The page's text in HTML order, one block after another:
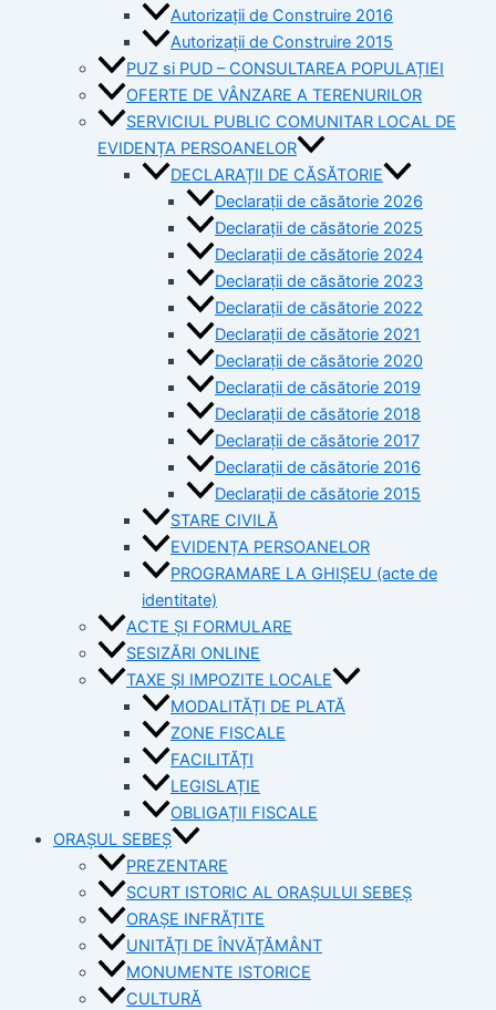
Autorizaţii de Construire 2016
Autorizaţii de Construire 2015
PUZ si PUD – CONSULTAREA POPULAȚIEI
OFERTE DE VÂNZARE A TERENURILOR
SERVICIUL PUBLIC COMUNITAR LOCAL DE
EVIDENȚA PERSOANELOR
DECLARAȚII DE CĂSĂTORIE
Declarații de căsătorie 2026
Declarații de căsătorie 2025
Declarații de căsătorie 2024
Declarații de căsătorie 2023
Declarații de căsătorie 2022
Declarații de căsătorie 2021
Declarații de căsătorie 2020
Declarații de căsătorie 2019
Declarații de căsătorie 2018
Declarații de căsătorie 2017
Declarații de căsătorie 2016
Declarații de căsătorie 2015
STARE CIVILĂ
EVIDENȚA PERSOANELOR
PROGRAMARE LA GHIȘEU (acte de
identitate)
ACTE ȘI FORMULARE
SESIZĂRI ONLINE
TAXE ȘI IMPOZITE LOCALE
MODALITĂȚI DE PLATĂ
ZONE FISCALE
FACILITĂȚI
LEGISLAȚIE
OBLIGAȚII FISCALE
ORAȘUL SEBEȘ
PREZENTARE
SCURT ISTORIC AL ORAȘULUI SEBEȘ
ORAȘE INFRĂȚITE
UNITĂȚI DE ÎNVĂȚĂMÂNT
MONUMENTE ISTORICE
CULTURĂ